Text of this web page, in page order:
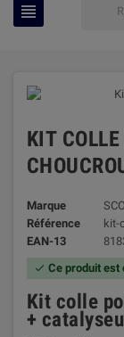

KIT
Marque
Référence
kit-
EAN-13
 Ce produit est
Kit colle
+